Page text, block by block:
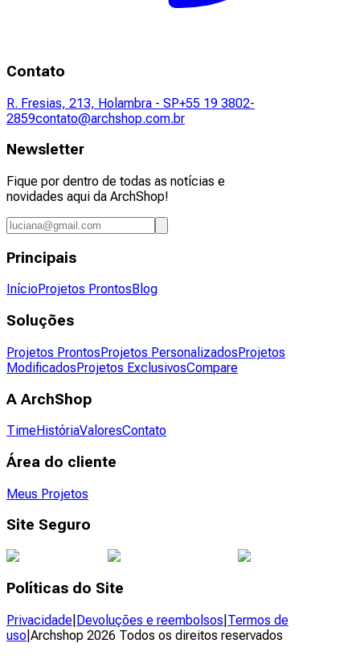
Contato
R. Fresias, 213, Holambra - SP+55 19 3802-
2859contato@archshop.com.br
Newsletter
Fique por dentro de todas as notícias e
novidades aqui da ArchShop!
Principais
InícioProjetos Prontos Blog
Soluções
Projetos ProntosProjetos PersonalizadosProjetos
ModificadosProjetos ExclusivosCompare
A ArchShop
TimeHistóriaValoresContato
Área do cliente
Meus Projetos
Site Seguro
Políticas do Site
Privacidade Devoluções e reembolsos Termos de
uso Archshop 2026 Todos os direitos reservados